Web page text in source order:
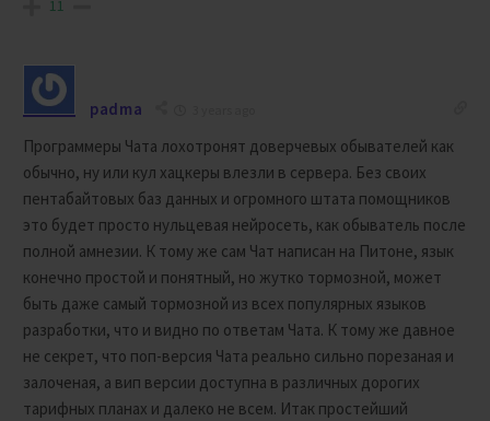
11
padma
Программеры Чата лохотронят доверчевых обывателей как
обычно, ну или кул хацкеры влезли в сервера. Без своих
пентабайтовых баз данных и огромного штата помощников
это будет просто нульцевая нейросеть, как обыватель после
полной амнезии. К тому же сам Чат написан на Питоне, язык
конечно простой и понятный, но жутко тормозной, может
быть даже самый тормозной из всех популярных языков
разработки, что и видно по ответам Чата. К тому же давное
не секрет, что поп-версия Чата реально сильно порезаная и
залоченая, а вип версии доступна в различных дорогих
тарифных планах и далеко не всем. Итак простейший